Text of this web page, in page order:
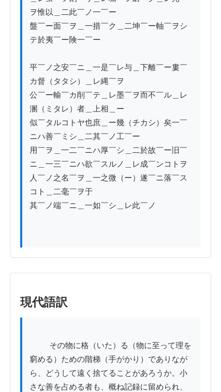
ヲ惟以＿二此￣ノ一￣ー
盤￣ー面￣ヲ＿一措￣ク＿二坤￣ー軸￣ヲシ
テ於夷￣ー険一￣ー
平￣ノ之安￣ニ＿一是￣レ与＿下離￣ー婁￣
カ督（タタシ）＿レ縄￣ヲ
公￣ー輸￣カ削￣テ＿レ墨￣ヲ而不￣ル＿レ
溷（ミタレ）者＿上相＿ー
似￣タルコトヤ也庶＿ー幾（チカシ）矣一￣
ニハ善￣ミシ＿二其￣ノ工￣ー
用￣ヲ＿一二￣ニハ厚￣シ＿二於故￣ー旧￣
ニ＿一三￣ニハ欲￣スルノ＿レ成￣ンコトヲ
人￣ノ之名￣ヲ＿一之微（ー）遂￣ニ落￣ス
コト＿二毫￣ヲ于
其￣ノ端￣ニ＿一如￣シ＿レ此￣ノ
現代語訳
窮める）ための階梯（手がかり）でありなが
ら、どうして遠く捨てることがあろうか。小
さな善を占める者も、概ね記録に留められ、